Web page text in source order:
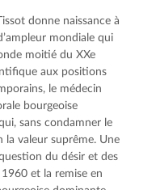
donne naissance à
mondiale qui
moitié du XXe
aux positions
le médecin
bourgeoise
sans condamner le
la valeur suprême. Une
du désir et des
et la remise en